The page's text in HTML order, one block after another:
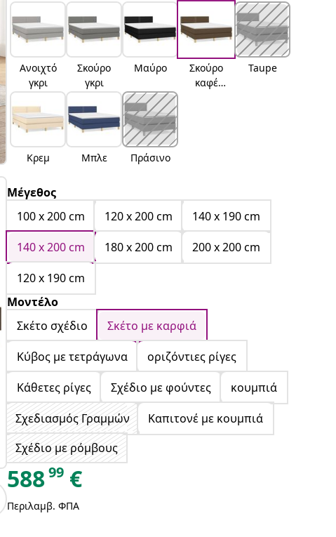
Ανοιχτό
γκρι
Σκούρο
γκρι
Μαύρο
Σκούρο
καφέ
Taupe
Κρεμ Μπλε Πράσινο
Μέγεθος
100 x 200 cm
120 x 200 cm
140 x 190 cm
140 x 200 cm
180 x 200 cm
200 x 200 cm
120 x 190 cm
Μοντέλο
Σκέτο σχέδιο
Σκέτο με καρφιά
Κύβος με τετράγωνα
οριζόντιες ρίγες
Κάθετες ρίγες
Σχέδιο με φούντες
κουμπιά
Σχεδιασμός Γραμμών
Καπιτονέ με κουμπιά
Σχέδιο με ρόμβους
58899 €
Περιλαμβ. ΦΠΑ